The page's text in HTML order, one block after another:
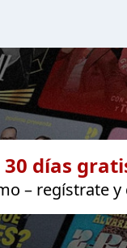
días
– regístrate